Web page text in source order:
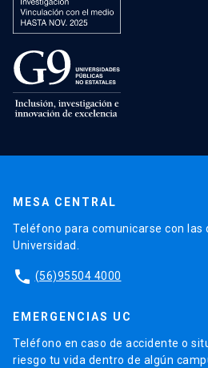
MESA CENTRAL
Teléfono para comunicarse con las
Universidad.
phone (56)95504 4000
EMERGENCIAS UC
Teléfono en caso de accidente o
riesgo tu vida dentro de algún